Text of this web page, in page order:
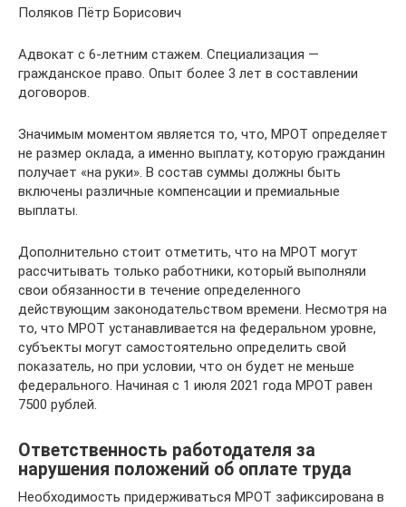
Поляков Пётр Борисович
Адвокат с 6-летним стажем. Специализация —
гражданское право. Опыт более 3 лет в составлении
договоров.
Значимым моментом является то, что, МРОТ определяет
не размер оклада, а именно выплату, которую гражданин
получает «на руки». В состав суммы должны быть
включены различные компенсации и премиальные
выплаты.
Дополнительно стоит отметить, что на МРОТ могут
рассчитывать только работники, который выполняли
свои обязанности в течение определенного
действующим законодательством времени. Несмотря на
то, что МРОТ устанавливается на федеральном уровне,
субъекты могут самостоятельно определить свой
показатель, но при условии, что он будет не меньше
федерального. Начиная с 1 июля 2021 года МРОТ равен
7500 рублей.
Ответственность работодателя за
нарушения положений об оплате труда
Необходимость придерживаться МРОТ зафиксирована в